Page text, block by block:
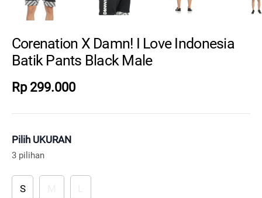
Corenation X Damn! I Love Indonesia
Batik Pants Black Male
Rp 299.000
Pilih UKURAN
3 pilihan
S